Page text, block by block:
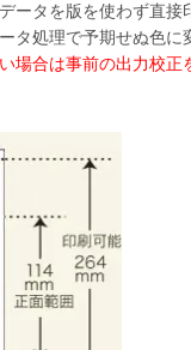
タを版を使わず直接
処理で予期せぬ色に
合は事前の出力校